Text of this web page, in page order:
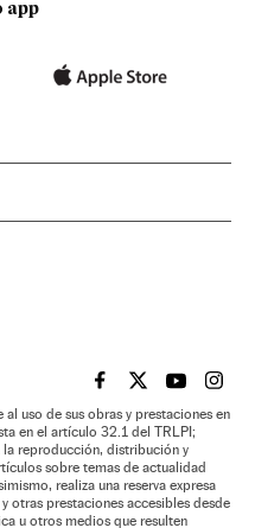
app
EL PAÍS BRASIL EN
EL PAÍSEL PAÍS
EL
uso de sus obras y prestaciones en
en el artículo 32.1 del TRLPI;
la reproducción, distribución y
sobre temas de actualidad
realiza una reserva expresa
otras prestaciones accesibles desde
u otros medios que resulten